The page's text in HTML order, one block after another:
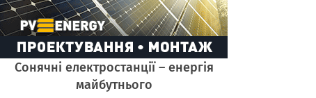
Cонячні електростанції – енергія
майбутнього